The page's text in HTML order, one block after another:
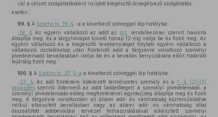
cb) a célzott szolgáltatásként nyújtott kiegészítő önsegélyező szolgáltatás
esetén,”
99. § A Szocho tv. 19. § -a a következő szöveggel lép hatályba:
19. § Az egyéni vállalkozó az adót az Art.
rendelkezései szerint havonta
állapítja meg, és a tárgyhónapot követő hónap 12-éig vallja be és fizeti meg. Az
egyéni vállalkozó és a kiegészítő tevékenységet folytató egyéni vállalkozó a
vállalkozói osztalékalap után fizetendő adót a tárgyévre vonatkozó személyi
jövedelemadó bevallásában vallja be és a bevallás benyújtására előírt határidő
lejártáig fizeti meg.”
100. § A Szocho tv. 27. §-a a következő szöveggel lép hatályba:
27. § Az adó fizetésére kötelezett természetes személy és a7. § (2)–(3)
bekezdés szerinti őstermelő az adót (adóelőleget) a személyi jövedelemadó, a
személyi jövedelemadó-előleg megfizetésével egyidejűleg állapítja meg és fizeti
meg. A tárgyévre vonatkozóan az állami adó- és vámhatóság közreműködése
nélkül elkészített bevallásban vagy az állami adó- és vámhatóság által
összeállított adóbevallási tervezet felhasználásával elkészített személyi